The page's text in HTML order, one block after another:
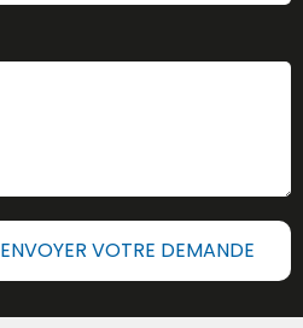
ENVOYER VOTRE DEMANDE